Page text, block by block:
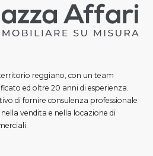
reggiano, con un team
ed oltre 20 anni di esperienza.
di fornire consulenza professionale
vendita e nella locazione di